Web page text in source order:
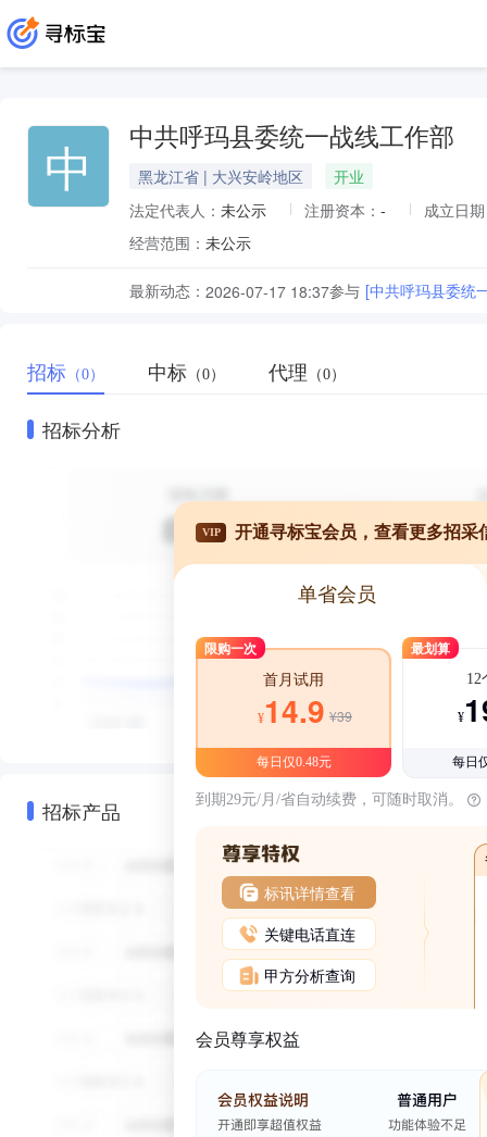
中 中共呼玛县委统一战线工作部
黑龙江省 | 大兴安岭地区
开业
法定代表人： 未公示 注册资本： -
成立日
经营范围： 未公示
最新动态： 2026-07-17 18:37参与 [中共呼玛县委统
招标 （0） 中标 （0） 代理 （0）
招标分析
招标产品
VIP 开通寻标宝会员，查看更多招采
单省会员
限购一次
首月试用
¥14.9 ¥39
每日仅0.48元
最划算
12
¥
每日
到期29元/月/省自动续费，可随时取消。
标讯详情查看
关键电话直连
甲方分析查询
会员尊享权益